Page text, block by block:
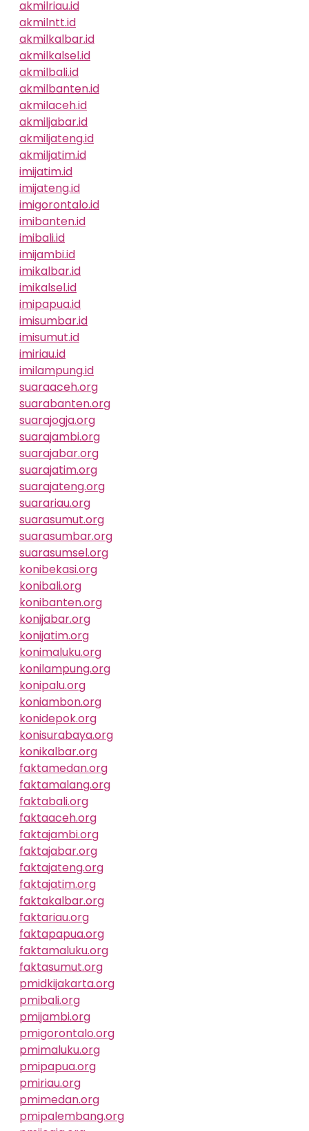
akmilriau.id
akmilntt.id
akmilkalbar.id
akmilkalsel.id
akmilbali.id
akmilbanten.id
akmilaceh.id
akmiljabar.id
akmiljateng.id
akmiljatim.id
imijatim.id
imijateng.id
imigorontalo.id
imibanten.id
imibali.id
imijambi.id
imikalbar.id
imikalsel.id
imipapua.id
imisumbar.id
imisumut.id
imiriau.id
imilampung.id
suaraaceh.org
suarabanten.org
suarajogja.org
suarajambi.org
suarajabar.org
suarajatim.org
suarajateng.org
suarariau.org
suarasumut.org
suarasumbar.org
suarasumsel.org
konibekasi.org
konibali.org
konibanten.org
konijabar.org
konijatim.org
konimaluku.org
konilampung.org
konipalu.org
koniambon.org
konidepok.org
konisurabaya.org
konikalbar.org
faktamedan.org
faktamalang.org
faktabali.org
faktaaceh.org
faktajambi.org
faktajabar.org
faktajateng.org
faktajatim.org
faktakalbar.org
faktariau.org
faktapapua.org
faktamaluku.org
faktasumut.org
pmidkijakarta.org
pmibali.org
pmijambi.org
pmigorontalo.org
pmimaluku.org
pmipapua.org
pmiriau.org
pmimedan.org
pmipalembang.org